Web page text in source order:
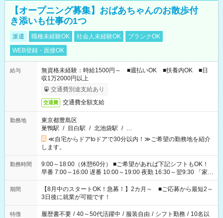
【オープニング募集】おばあちゃんのお散歩付
き添いも仕事の1つ
派遣 職種未経験OK 社会人未経験OK
ブランクOK
WEB登録・面接OK
給与
無資格未経験：時給1500円～ ■週払いOK ■扶養内OK ■日
収1万2000円以上
交通費別途支給あり
交通費 交通費全額支給
勤務地
東京都豊島区
巣鴨駅 / 目白駅 / 北池袋駅 / …
≪自宅からドアtoドアで30分以内！≫ご希望の勤務地を紹介
します。
勤務時間
9:00～18:00（休憩60分） ■ご希望があれば下記シフトもOK！
早番 7:00～16:00 遅番 10:00～19:00 夜勤 16:30～翌9:30 「家族
と休みを合わせたい」 「余裕を持って夕飯の準備がしたい」
「できれば残業はしたくない」 など、ご希望を教えてください
ね。 ※Wワーク希望の方へ 今ご覧のお仕事で希望する勤務時間
と、もう1つのお仕事の勤務時間。 合計で週40時間を超える場
合は応募できません。
期間
【8月中のスタートOK！急募！】2カ月～ ■ご応募から最短2～
3日後に就業が可能です！
特徴 履歴書不要 / 40～50代活躍中 / 服装自由 / シフト勤務 / 10名以